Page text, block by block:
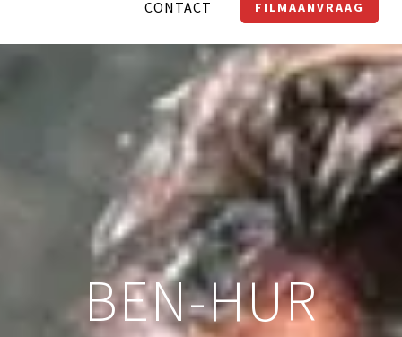
CONTACT FILMAANVRAAG
BEN-HUR